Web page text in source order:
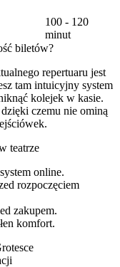
100 - 120
minut
biletów?
repertuaru jest
tam intuicyjny system
kolejek w kasie.
czemu nie ominą
teatrze
online.
rozpoczęciem
zakupem.
komfort.